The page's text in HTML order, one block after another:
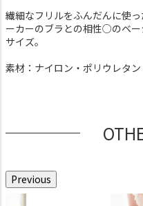
繊細なフリルをふんだんに使
ーカーのブラとの相性○のベ
サイズ。
素材：ナイロン・ポリウレタ
Previous